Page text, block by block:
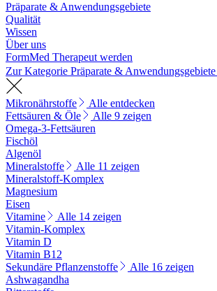
Präparate & Anwendungsgebiete
Qualität
Wissen
Über uns
FormMed Therapeut werden
Zur Kategorie Präparate & Anwendungsgebiete
Mikronährstoffe
Alle entdecken
Fettsäuren & Öle
Alle 9 zeigen
Omega-3-Fettsäuren
Fischöl
Algenöl
Mineralstoffe
Alle 11 zeigen
Mineralstoff-Komplex
Magnesium
Eisen
Vitamine
Alle 14 zeigen
Vitamin-Komplex
Vitamin D
Vitamin B12
Sekundäre Pflanzenstoffe
Alle 16 zeigen
Ashwagandha